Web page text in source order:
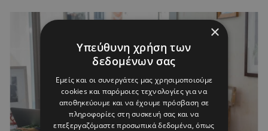
×
Υπεύθυνη χρήση των
δεδομένων σας
Εμείς και οι συνεργάτες μας χρησιμοποιούμε
cookies και παρόμοιες τεχνολογίες για να
αποθηκεύουμε και να έχουμε πρόσβαση σε
πληροφορίες στη συσκευή σας και να
επεξεργαζόμαστε προσωπικά δεδομένα, όπως